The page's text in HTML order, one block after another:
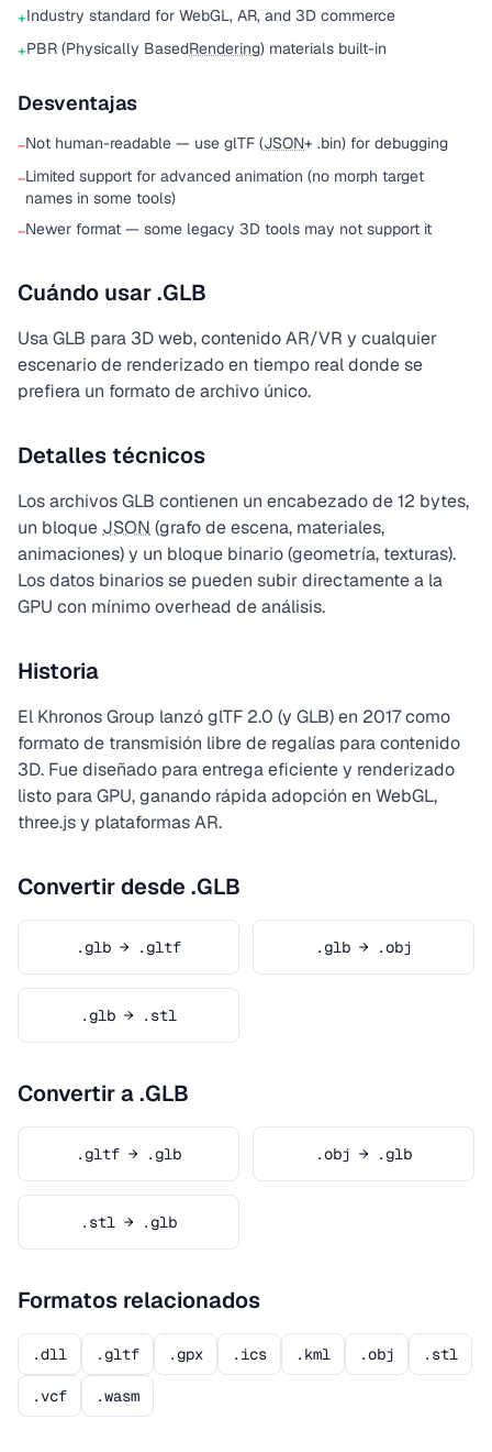
+Industry standard for WebGL, AR, and 3D commerce
+PBR (Physically BasedRendering) materials built-in
Desventajas
−Not human-readable — use glTF (JSON+ .bin) for debugging
−Limited support for advanced animation (no morph target
names in some tools)
−Newer format — some legacy 3D tools may not support it
Cuándo usar .GLB
Usa GLB para 3D web, contenido AR/VR y cualquier
escenario de renderizado en tiempo real donde se
prefiera un formato de archivo único.
Detalles técnicos
Los archivos GLB contienen un encabezado de 12 bytes,
un bloque JSON (grafo de escena, materiales,
animaciones) y un bloque binario (geometría, texturas).
Los datos binarios se pueden subir directamente a la
GPU con mínimo overhead de análisis.
Historia
El Khronos Group lanzó glTF 2.0 (y GLB) en 2017 como
formato de transmisión libre de regalías para contenido
3D. Fue diseñado para entrega eficiente y renderizado
listo para GPU, ganando rápida adopción en WebGL,
three.js y plataformas AR.
Convertir desde .GLB
.glb → .gltf .glb → .obj
.glb → .stl
Convertir a .GLB
.gltf → .glb .obj → .glb
.stl → .glb
Formatos relacionados
.dll .gltf .gpx .ics .kml .obj .stl
.vcf .wasm